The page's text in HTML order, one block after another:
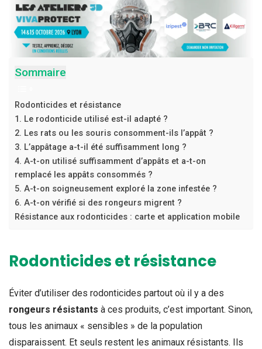
Sommaire
Rodonticides et résistance
1. Le rodonticide utilisé est-il adapté ?
2. Les rats ou les souris consomment-ils l’appât ?
​3. L’appâtage a-t-il été suffisamment long ?
4. A-t-on utilisé suffisamment d’appâts et a-t-on
remplacé les appâts consommés ?
5. A-t-on soigneusement exploré la zone infestée ?
6. A-t-on vérifié si des rongeurs migrent ?
Résistance aux rodonticides : carte et application mobile
Rodonticides et résistance
Éviter d’utiliser des rodonticides partout où il y a des
rongeurs résistants à ces produits, c’est important. Sinon,
tous les animaux « sensibles » de la population
disparaissent. Et seuls restent les animaux résistants. Ils